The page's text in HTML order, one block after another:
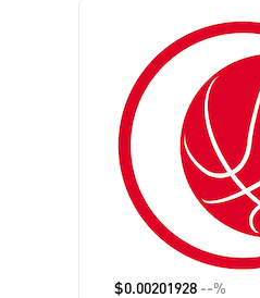
$0.00201928 --%